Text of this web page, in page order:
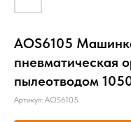
AOS6105
пневматическая
пылеотводом
Артикул: AOS6105